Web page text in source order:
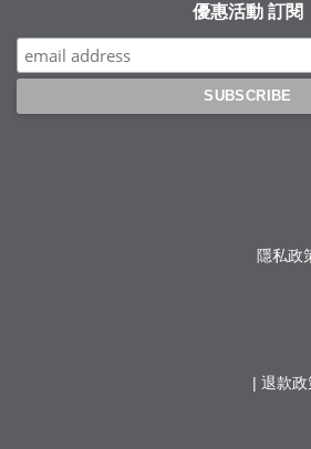
優惠活動 訂閱
隱私政
退款政